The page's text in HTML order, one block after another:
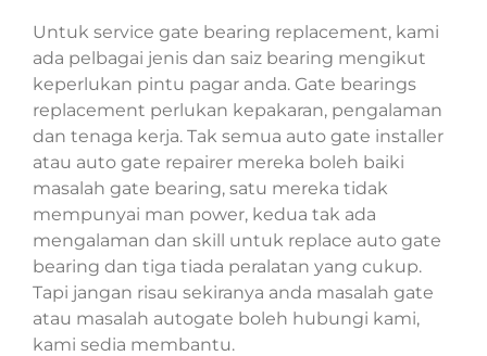
Untuk service gate bearing replacement, kami
ada pelbagai jenis dan saiz bearing mengikut
keperlukan pintu pagar anda. Gate bearings
replacement perlukan kepakaran, pengalaman
dan tenaga kerja. Tak semua auto gate installer
atau auto gate repairer mereka boleh baiki
masalah gate bearing, satu mereka tidak
mempunyai man power, kedua tak ada
mengalaman dan skill untuk replace auto gate
bearing dan tiga tiada peralatan yang cukup.
Tapi jangan risau sekiranya anda masalah gate
atau masalah autogate boleh hubungi kami,
kami sedia membantu.